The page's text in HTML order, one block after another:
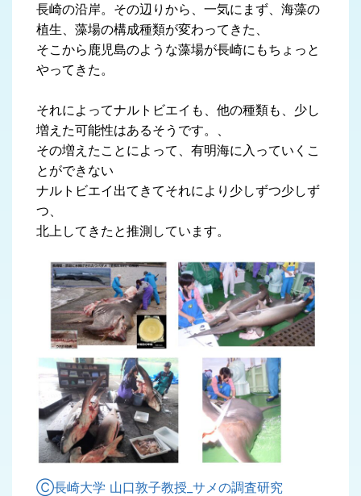
長崎の沿岸。その辺りから、一気にまず、海藻の
植生、藻場の構成種類が変わってきた、
そこから鹿児島のような藻場が長崎にもちょっと
やってきた。
それによってナルトビエイも、他の種類も、少し
増えた可能性はあるそうです。、
その増えたことによって、有明海に入っていくこ
とができない
ナルトビエイ出てきてそれにより少しずつ少しず
つ、
北上してきたと推測しています。
Ⓒ長崎大学 山口敦子教授_サメの調査研究